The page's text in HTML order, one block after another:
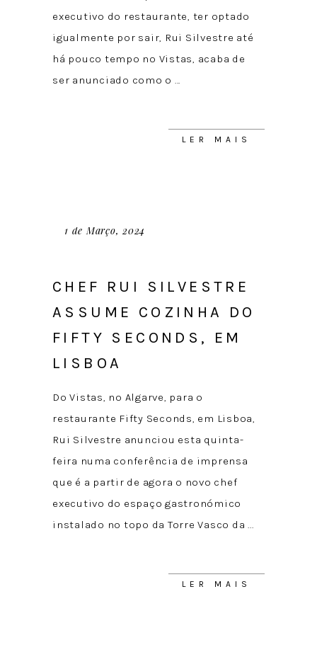
executivo do restaurante, ter optado
igualmente por sair, Rui Silvestre até
há pouco tempo no Vistas, acaba de
ser anunciado como o
LER MAIS
1 de Março, 2024
CHEF RUI SILVESTRE
ASSUME COZINHA DO
FIFTY SECONDS, EM
LISBOA
Do Vistas, no Algarve, para o
restaurante Fifty Seconds, em Lisboa,
Rui Silvestre anunciou esta quinta-
feira numa conferência de imprensa
que é a partir de agora o novo chef
executivo do espaço gastronómico
instalado no topo da Torre Vasco da
LER MAIS